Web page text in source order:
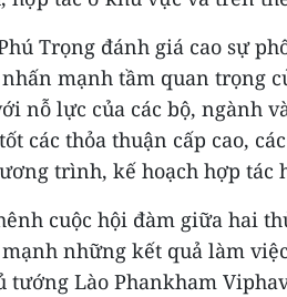
Trọng đánh giá cao sự
mạnh tầm quan trọng
nỗ lực của các bộ, ngành
các thỏa thuận cấp cao,
trình, kế hoạch hợp tác
cuộc hội đàm giữa hai
những kết quả làm
tướng Lào Phankham